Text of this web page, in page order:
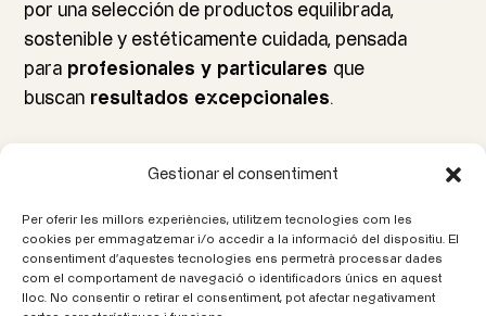
Gestionar el consentiment
Per oferir les millors experiències, utilitzem tecnologies com les
cookies per emmagatzemar i/o accedir a la informació del dispositiu. El
consentiment d'aquestes tecnologies ens permetrà processar dades
com el comportament de navegació o identificadors únics en aquest
lloc. No consentir o retirar el consentiment, pot afectar negativament
por una selección de productos equilibrada,
sostenible y estéticamente cuidada, pensada
para profesionales y particulares que
buscan resultados excepcionales.
Llámenos
93 580 20 00